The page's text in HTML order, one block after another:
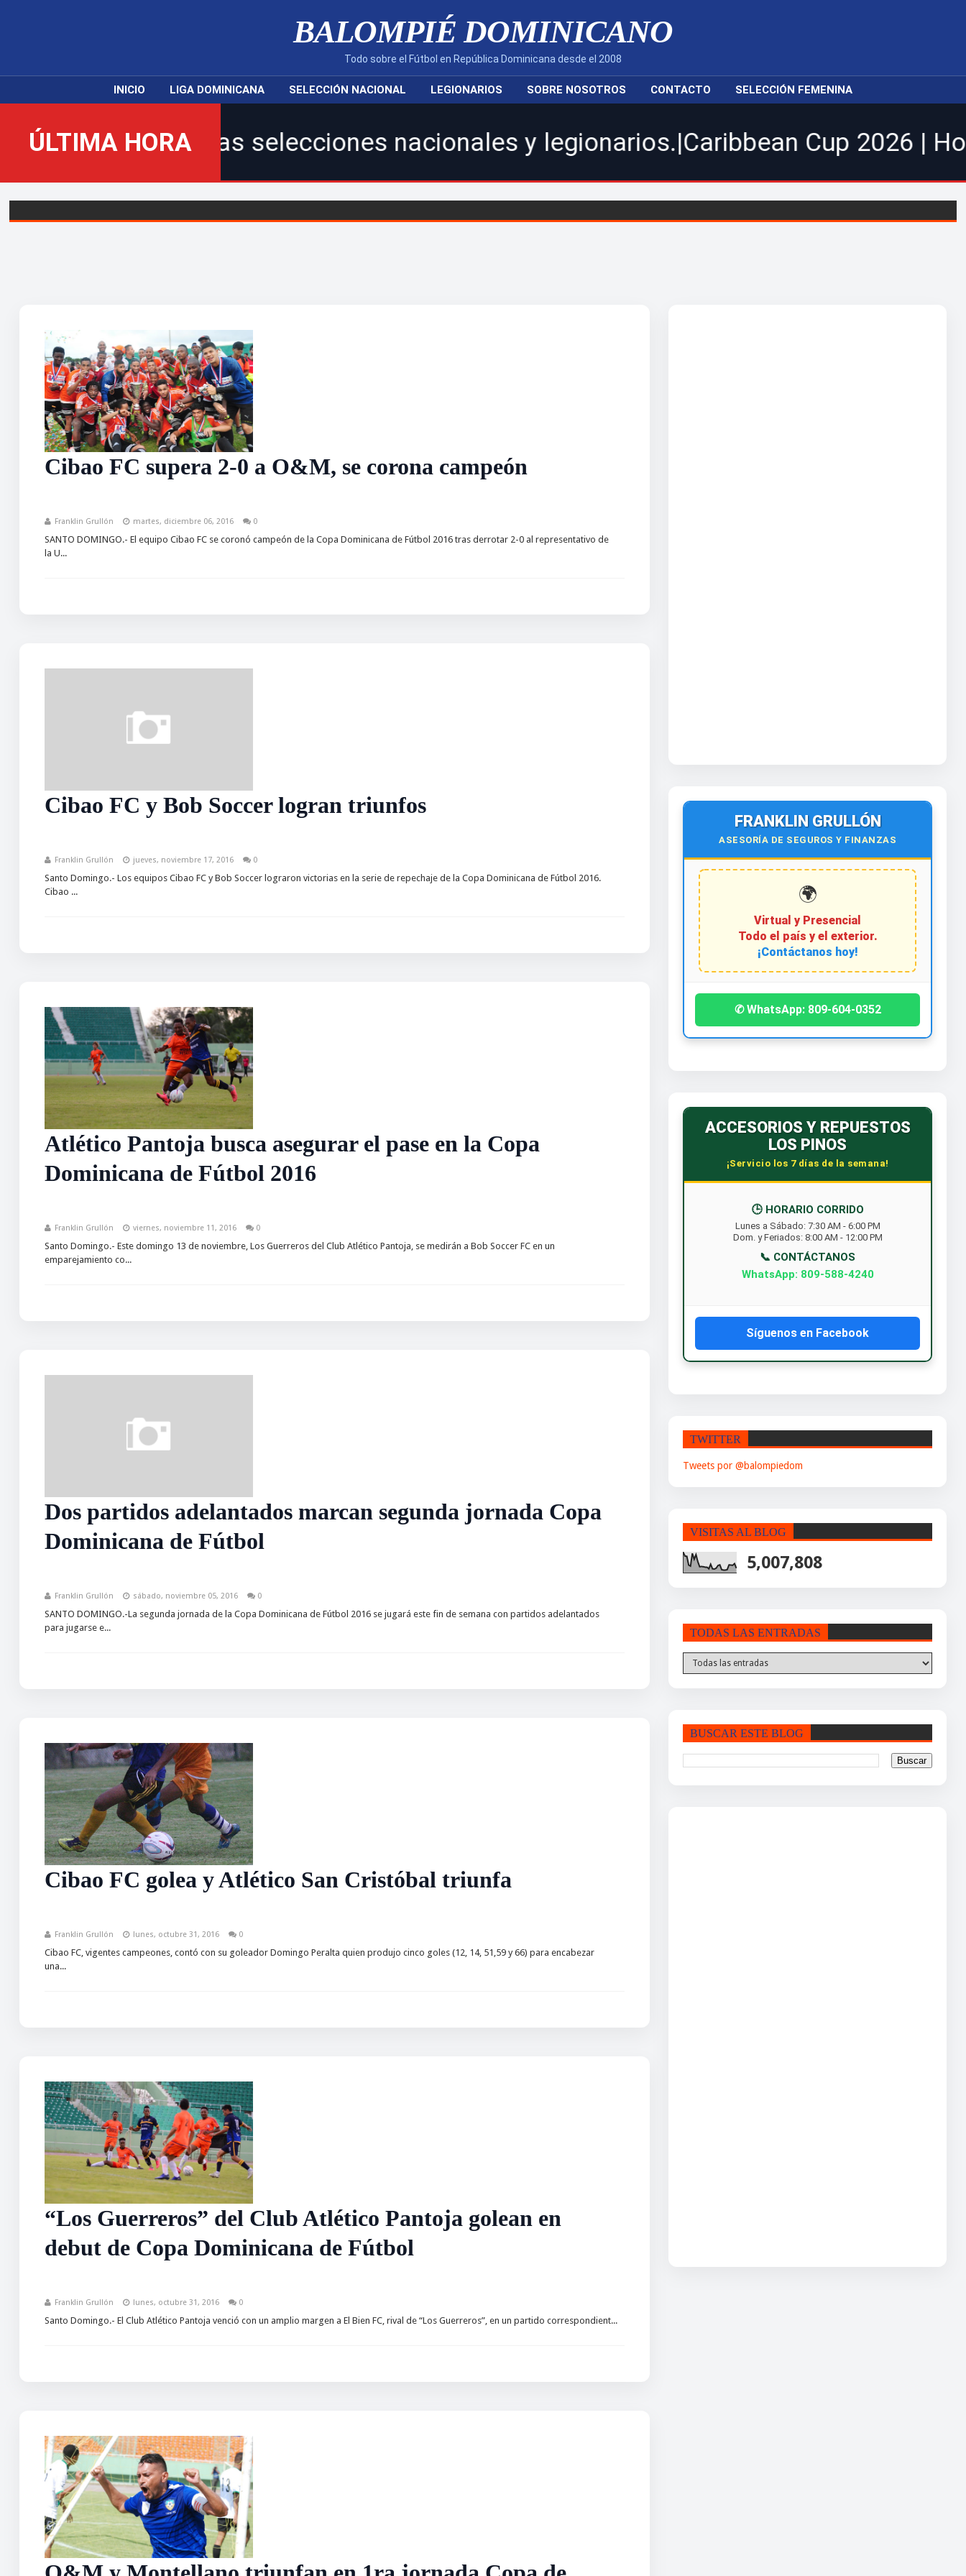
BALOMPIÉ DOMINICANO
Todo sobre el Fútbol en República Dominicana desde el 2008
INICIO LIGA DOMINICANA SELECCIÓN NACIONAL LEGIONARIOS SOBRE NOSOTROS CONTACTO SELECCIÓN FEMENINA
ÚLTIMA HORA
selecciones nacionales y legionarios.|Caribbean Cup 2026 | Hoy Cibao
Cibao FC supera 2-0 a O&M, se corona campeón
Franklin Grullón martes, diciembre 06, 2016 0
SANTO DOMINGO.- El equipo Cibao FC se coronó campeón de la Copa Dominicana de Fútbol 2016 tras derrotar 2-0 al representativo de
la U...
Cibao FC y Bob Soccer logran triunfos
Franklin Grullón jueves, noviembre 17, 2016 0
Santo Domingo.- Los equipos Cibao FC y Bob Soccer lograron victorias en la serie de repechaje de la Copa Dominicana de Fútbol 2016.
Cibao ...
Atlético Pantoja busca asegurar el pase en la Copa
Dominicana de Fútbol 2016
Franklin Grullón viernes, noviembre 11, 2016 0
Santo Domingo.- Este domingo 13 de noviembre, Los Guerreros del Club Atlético Pantoja, se medirán a Bob Soccer FC en un
emparejamiento co...
Dos partidos adelantados marcan segunda jornada Copa
Dominicana de Fútbol
Franklin Grullón sábado, noviembre 05, 2016 0
SANTO DOMINGO.-La segunda jornada de la Copa Dominicana de Fútbol 2016 se jugará este fin de semana con partidos adelantados
para jugarse e...
Cibao FC golea y Atlético San Cristóbal triunfa
Franklin Grullón lunes, octubre 31, 2016 0
Cibao FC, vigentes campeones, contó con su goleador Domingo Peralta quien produjo cinco goles (12, 14, 51,59 y 66) para encabezar
una...
“Los Guerreros” del Club Atlético Pantoja golean en
debut de Copa Dominicana de Fútbol
Franklin Grullón lunes, octubre 31, 2016 0
Santo Domingo.- El Club Atlético Pantoja venció con un amplio margen a El Bien FC, rival de “Los Guerreros”, en un partido correspondient...
FRANKLIN GRULLÓN
ASESORÍA DE SEGUROS Y FINANZAS
🌍
Todo el país y el exterior.
¡Contáctanos hoy!
✆ WhatsApp: 809-604-0352
ACCESORIOS Y REPUESTOS
LOS PINOS
¡Servicio los 7 días de la semana!
Lunes a Sábado: 7:30 AM - 6:00 PM
Dom. y Feriados: 8:00 AM - 12:00 PM
📞 CONTÁCTANOS
WhatsApp: 809-588-4240
Síguenos en Facebook
TWITTER
Tweets por @balompiedom
VISITAS AL BLOG
5,007,808
TODAS LAS ENTRADAS
BUSCAR ESTE BLOG